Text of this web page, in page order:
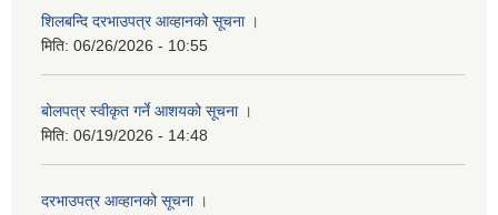
शिलबन्दि दरभाउपत्र आव्हानको सूचना ।
मिति: 06/26/2026 - 10:55
बोलपत्र स्वीकृत गर्ने आशयको सूचना ।
मिति: 06/19/2026 - 14:48
दरभाउपत्र आव्हानको सूचना ।